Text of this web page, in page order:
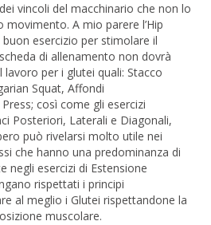
vincoli del macchinario che non lo
A mio parere l’Hip
esercizio per stimolare il
di allenamento non dovrà
lavoro per i glutei quali: Stacco
Squat, Affondi
così come gli esercizi
Posteriori, Laterali e Diagonali,
può rivelarsi molto utile nei
che hanno una predominanza di
negli esercizi di Estensione
rispettati i principi
al meglio i Glutei rispettandone la
muscolare.